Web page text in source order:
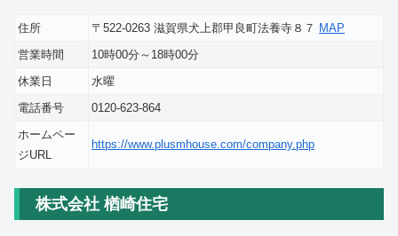
住所 〒522-0263 滋賀県犬上郡甲良町法養寺８７ MAP
営業時間
10時00分～18時00分
休業日
水曜
電話番号
0120-623-864
ホームペー
ジURL
https://www.plusmhouse.com/company.php
株式会社 楢崎住宅